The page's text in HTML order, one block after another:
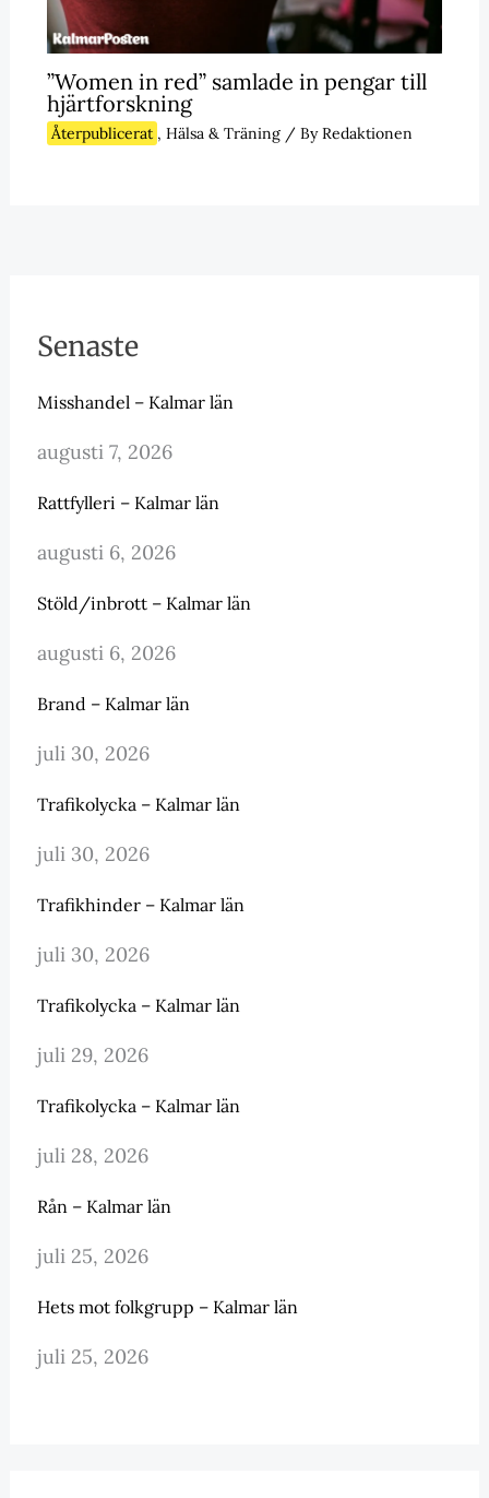
”Women in red” samlade in pengar till
hjärtforskning
Återpublicerat , Hälsa & Träning/ ByRedaktionen
Senaste
Misshandel – Kalmar län
augusti 7, 2026
Rattfylleri – Kalmar län
augusti 6, 2026
Stöld/inbrott – Kalmar län
augusti 6, 2026
Brand – Kalmar län
juli 30, 2026
Trafikolycka – Kalmar län
juli 30, 2026
Trafikhinder – Kalmar län
juli 30, 2026
Trafikolycka – Kalmar län
juli 29, 2026
Trafikolycka – Kalmar län
juli 28, 2026
Rån – Kalmar län
juli 25, 2026
Hets mot folkgrupp – Kalmar län
juli 25, 2026